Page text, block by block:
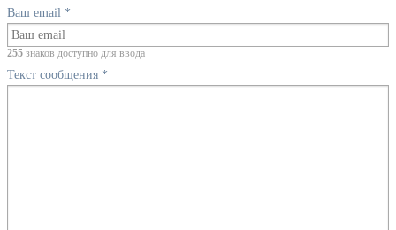
Ваш email *
255 знаков доступно для ввода
Текст сообщения *